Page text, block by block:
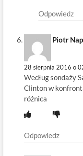
Odpowiedz
Piotr
28 sierpnia 2016 o
Według sondaży
Clinton w
różnica
Odpowiedz